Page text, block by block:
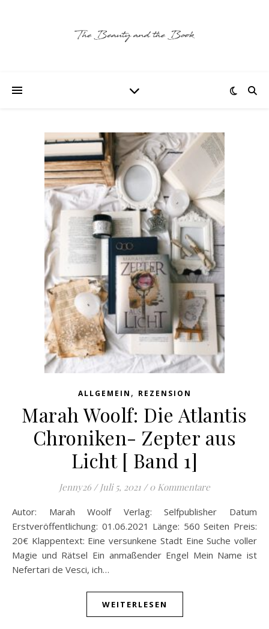
ALLGEMEIN , REZENSION
Marah Woolf: Die Atlantis
Chroniken- Zepter aus
Licht [ Band 1]
Jenny26 / Juli 5, 2021 / 0 Kommentare
Autor: Marah Woolf Verlag: Selfpublisher Datum
Erstveröffentlichung: 01.06.2021 Länge: 560 Seiten Preis:
20€ Klappentext: Eine versunkene Stadt Eine Suche voller
Magie und Rätsel Ein anmaßender Engel Mein Name ist
Nefertari de Vesci, ich…
WEITERLESEN